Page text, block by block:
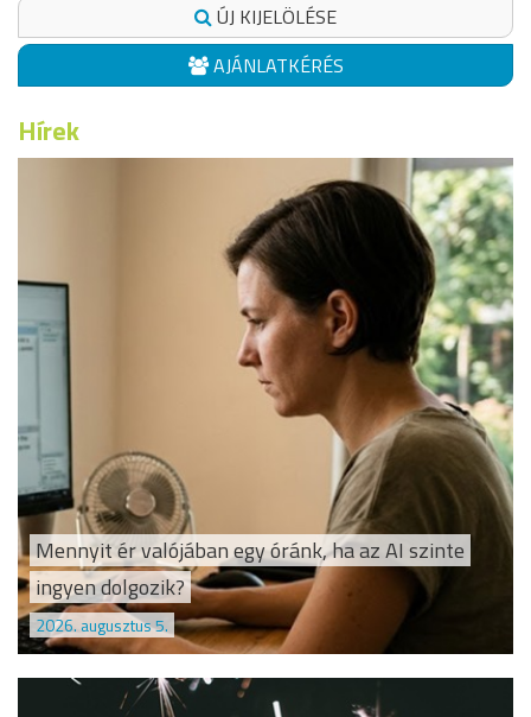
ÚJ KIJELÖLÉSE
AJÁNLATKÉRÉS
Hírek
Mennyit ér valójában egy óránk, ha az AI szinte
ingyen dolgozik?
2026. augusztus 5.